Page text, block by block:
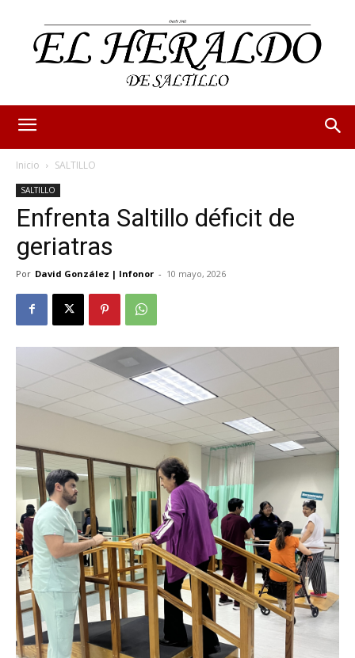
Inicio SALTILLO
SALTILLO
Enfrenta Saltillo déficit de
geriatras
Por David González | Infonor - 10 mayo, 2026